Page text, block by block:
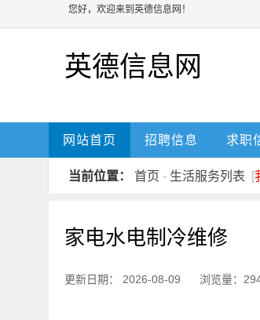
您好，欢迎来到英德信息网！
英德信息网
网站首页 招聘信息 求职
当前位置： 首页 - 生活服务列表 [
家电水电制冷维修
更新日期： 2026-08-09 浏览量：